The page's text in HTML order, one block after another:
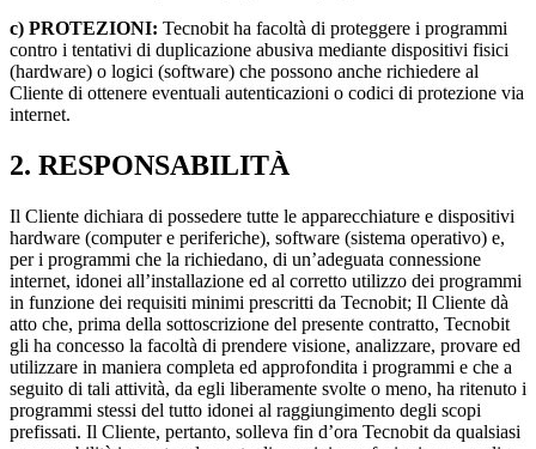
c) PROTEZIONI: Tecnobit ha facoltà di proteggere i programmi
contro i tentativi di duplicazione abusiva mediante dispositivi fisici
(hardware) o logici (software) che possono anche richiedere al
Cliente di ottenere eventuali autenticazioni o codici di protezione via
internet.
2. RESPONSABILITÀ
Il Cliente dichiara di possedere tutte le apparecchiature e dispositivi
hardware (computer e periferiche), software (sistema operativo) e,
per i programmi che la richiedano, di un’adeguata connessione
internet, idonei all’installazione ed al corretto utilizzo dei programmi
in funzione dei requisiti minimi prescritti da Tecnobit; Il Cliente dà
atto che, prima della sottoscrizione del presente contratto, Tecnobit
gli ha concesso la facoltà di prendere visione, analizzare, provare ed
utilizzare in maniera completa ed approfondita i programmi e che a
seguito di tali attività, da egli liberamente svolte o meno, ha ritenuto i
programmi stessi del tutto idonei al raggiungimento degli scopi
prefissati. Il Cliente, pertanto, solleva fin d’ora Tecnobit da qualsiasi